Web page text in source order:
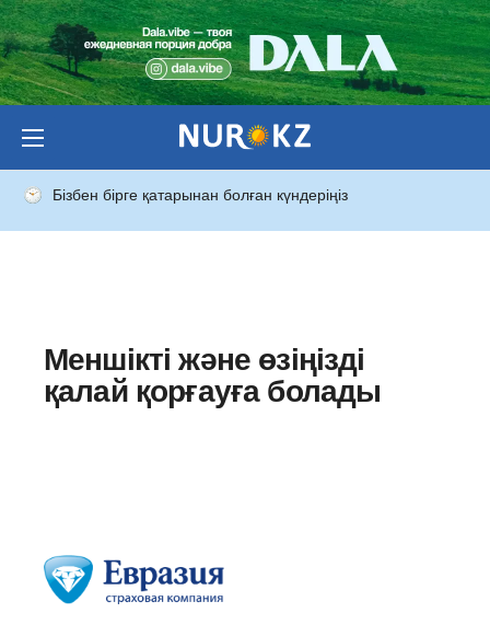
Бізбен бірге қатарынан болған күндеріңіз
Меншікті және өзіңізді
қалай қорғауға болады